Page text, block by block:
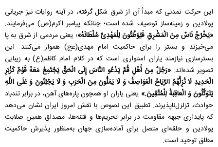
این حرکت تمدنی که مبدأ آن از شرق شکل گرفته، در آینه روایات نیز جریانی
پولادین و زمینه‌ساز توصیف شده است؛ چنانکه پیامبر اکرم(ص) می‌فرمایند:
«یَخْرُجُ نَاسٌ مِنَ الْمَشْرِقِ فَیُوَطِّئُونَ لِلْمَهْدِیِّ سُلْطَانَهُ»؛ یعنی مردمی از شرق به پا
می‌خیزند و بستر را برای حاکمیت امام مهدی(عج) هموار می‌کنند. این
بسترسازی نیازمند یاران استواری است که در کلام امام کاظم(ع) به زیبایی
تصویر شده‌اند:«رَجُلٌ مِنْ أَهْلِ قُمَّ یَدْعُو النَّاسَ إِلَى الْحَقِّ یَجْتَمِعُ مَعَهُ قَوْمٌ كَزُبَرِ
الْحَدِیدِ لَا تُزِلُّهُمُ الرِّیَاحُ الْعَوَاصِفُ وَ لَا یَمَلُّونَ مِنَ الْحَرَبِ وَ لَا یَجْبُنُونَ وَ عَلَى اللَّهِ
یَتَوَكَّلُونَ وَ الْعاقِبَةُ لِلْمُتَّقِینَ.» یعنی یاران او همچون پاره‌های آهن، در برابر تندباد
حوادث، تزلزل‌ناپذیرند. تطبیق این نصوص با نقش امروز ایران نشان می‌دهد
که پایداری جبهه مقاومت در برابر تحریم‌ها و فتنه‌ها، مصداق همین صلابت
پولادین و حلقه‌ای متصل برای آماده‌سازی جهان به‌منظور پذیرش حاکمیت
مطلق توحید است.